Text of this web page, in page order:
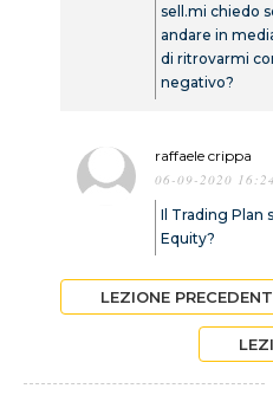
sell.mi chiedo
andare in
di ritrovarmi
negativo?
raffaele crippa
06-09-2020 16:24
Il Trading Plan
Equity?
LEZIONE